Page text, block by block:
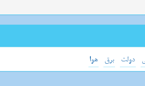
دولت برق هوا